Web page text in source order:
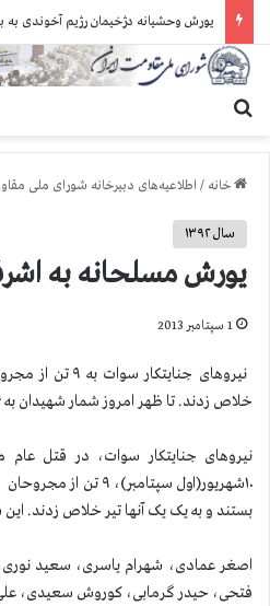
خانه / اطلاعیه‌های دبیرخانه شورای ملی
سال ۱۳۹۲
یورش مسلحانه به اشرف
1 سپتامبر 2013
نیروهای
خلاص زدند. تا ظهر امروز شمار شهیدان به ۴۴ تن رسید.
نیروهای جنایتکار سوات، در قتل
۱۰شهریور(اول
بستند و به یک یک آنها تیر خلاص زدند. این
اصغر عمادی، شهرام یاسری، سعید
فتحی، حیدر گرمابی، کوروش سعیدی،